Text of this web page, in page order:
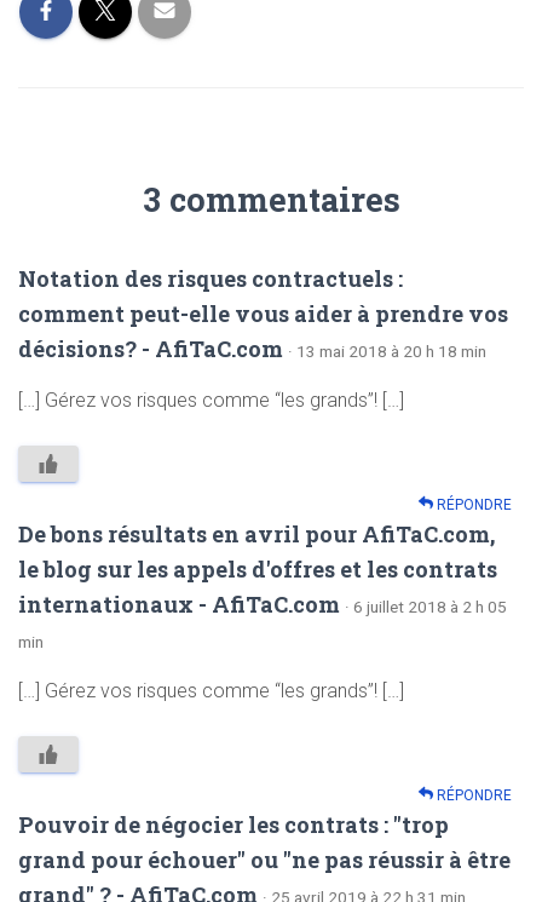
3 commentaires
Notation des risques contractuels :
comment peut-elle vous aider à prendre vos
décisions? - AfiTaC.com · 13 mai 2018 à 20 h 18 min
[…] Gérez vos risques comme “les grands”! […]
RÉPONDRE
De bons résultats en avril pour AfiTaC.com,
le blog sur les appels d'offres et les contrats
internationaux - AfiTaC.com · 6 juillet 2018 à 2 h 05
min
[…] Gérez vos risques comme “les grands”! […]
RÉPONDRE
Pouvoir de négocier les contrats : "trop
grand pour échouer" ou "ne pas réussir à être
grand" ? - AfiTaC.com · 25 avril 2019 à 22 h 31 min